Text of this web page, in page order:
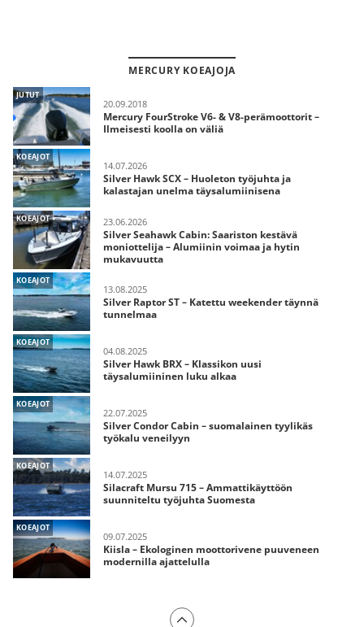
MERCURY KOEAJOJA
JUTUT
20.09.2018
Mercury FourStroke V6- & V8-perämoottorit –
Ilmeisesti koolla on väliä
KOEAJOT
14.07.2026
Silver Hawk SCX – Huoleton työjuhta ja
kalastajan unelma täysalumiinisena
KOEAJOT 23.06.2026
Silver Seahawk Cabin: Saariston kestävä
moniottelija – Alumiinin voimaa ja hytin
mukavuutta
KOEAJOT
13.08.2025
Silver Raptor ST – Katettu weekender täynnä
tunnelmaa
KOEAJOT
04.08.2025
Silver Hawk BRX – Klassikon uusi
täysalumiininen luku alkaa
KOEAJOT
22.07.2025
Silver Condor Cabin – suomalainen tyylikäs
työkalu veneilyyn
KOEAJOT
14.07.2025
Silacraft Mursu 715 – Ammattikäyttöön
suunniteltu työjuhta Suomesta
KOEAJOT
09.07.2025
Kiisla – Ekologinen moottorivene puuveneen
modernilla ajattelulla